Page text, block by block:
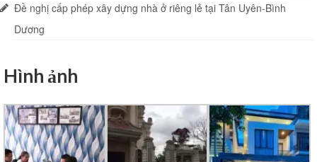
Đề nghị cấp phép xây dựng nhà ở riêng lẻ tại Tân Uyên-Bình
Dương
Hình ảnh